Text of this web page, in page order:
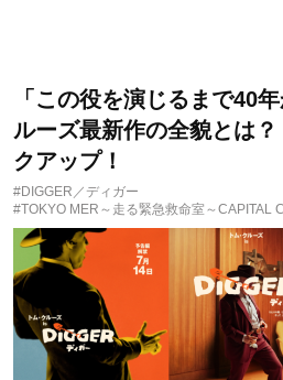
「この役を演じるまで40
ルーズ最新作の全貌とは
クアップ！
#DIGGER／ディガー
#TOKYO MER～走る緊急救命室～CAPITAL